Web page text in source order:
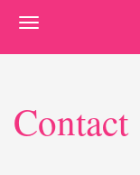
Contact